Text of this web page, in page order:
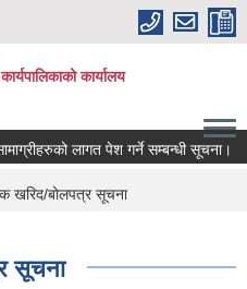
कार्यालय
लागत पेश गर्ने सम्बन्धी सूचना।
खरिद/बोलपत्र सूचना
सूचना